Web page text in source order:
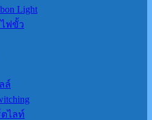
Light
ไฟขั้ว
ล์
ไลท์